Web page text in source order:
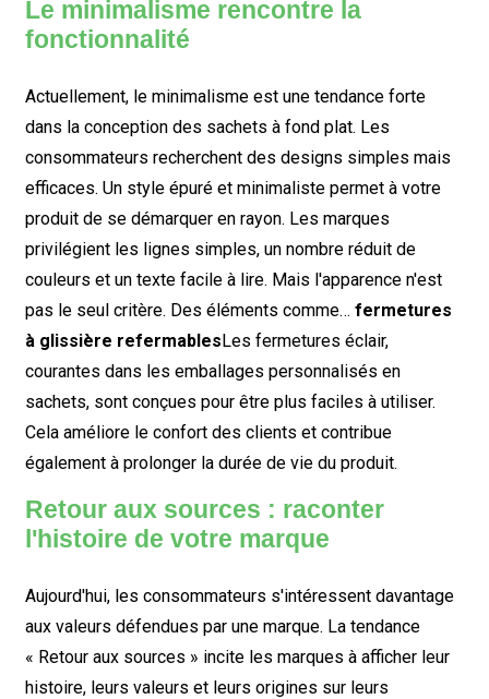
Le minimalisme rencontre la
fonctionnalité
Actuellement, le minimalisme est une tendance forte
dans la conception des sachets à fond plat. Les
consommateurs recherchent des designs simples mais
efficaces. Un style épuré et minimaliste permet à votre
produit de se démarquer en rayon. Les marques
privilégient les lignes simples, un nombre réduit de
couleurs et un texte facile à lire. Mais l'apparence n'est
pas le seul critère. Des éléments comme… fermetures
à glissière refermablesLes fermetures éclair,
courantes dans les emballages personnalisés en
sachets, sont conçues pour être plus faciles à utiliser.
Cela améliore le confort des clients et contribue
également à prolonger la durée de vie du produit.
Retour aux sources : raconter
l'histoire de votre marque
Aujourd'hui, les consommateurs s'intéressent davantage
aux valeurs défendues par une marque. La tendance
« Retour aux sources » incite les marques à afficher leur
histoire, leurs valeurs et leurs origines sur leurs